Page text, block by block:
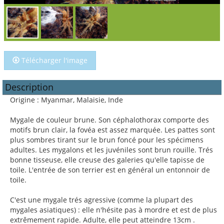
Télécharger l'image
Description
Origine : Myanmar, Malaisie, Inde
Mygale de couleur brune. Son céphalothorax comporte des
motifs brun clair, la fovéa est assez marquée. Les pattes sont
plus sombres tirant sur le brun foncé pour les spécimens
adultes. Les mygalons et les juvéniles sont brun rouille. Trés
bonne tisseuse, elle creuse des galeries qu'elle tapisse de
toile. L'entrée de son terrier est en général un entonnoir de
toile.
C'est une mygale trés agressive (comme la plupart des
mygales asiatiques) : elle n'hésite pas à mordre et est de plus
extrêmement rapide. Adulte, elle peut atteindre 13cm .